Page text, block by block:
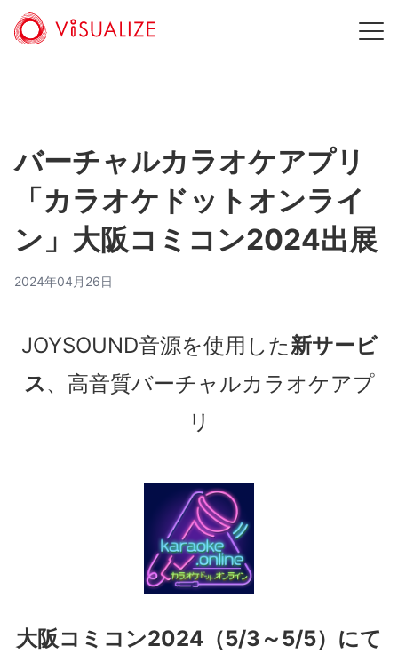
バーチャルカラオケアプリ
「カラオケドットオンライ
ン」大阪コミコン2024出展
2024年04月26日
JOYSOUND音源を使用した新サービ
ス、高音質バーチャルカラオケアプ
リ
大阪コミコン2024（5/3～5/5）にて